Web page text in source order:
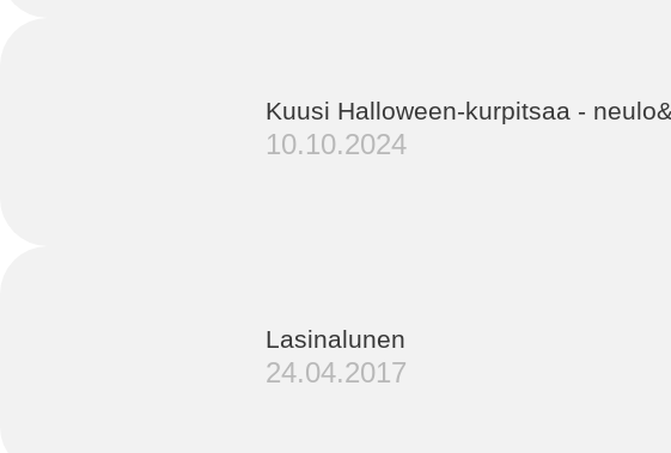
Kuusi Halloween-kurpitsaa -
10.10.2024
Lasinalunen
24.04.2017